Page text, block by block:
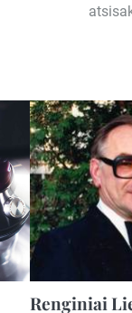
Renginiai